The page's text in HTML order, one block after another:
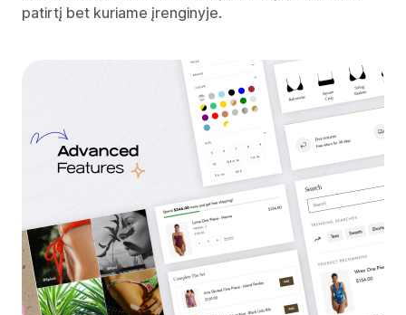
patirtį bet kuriame įrenginyje.